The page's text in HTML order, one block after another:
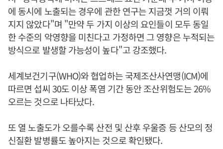
에 동시에 노출되는 경우에 관한 연구는 지금껏 거의 이뤄
지지 않았다"며 "만약 두 가지 이상의 요인들이 모두 동일
한 수준의 악영향을 미친다고 가정하면 그 영향은 누적되는
방식으로 발생할 가능성이 높다"고 강조했다.
세계보건기구(WHO)와 협업하는 국제조산사연맹(ICM)에
따르면 섭씨 30도 이상 폭염 기간 동안 조산위험도는 26%
오르는 것으로 나타났다.
또 열 노출도가 오를수록 산전 및 산후 우울증 등 산모의 정
신질환 발병률도 높아지는 것으로 확인됐다.